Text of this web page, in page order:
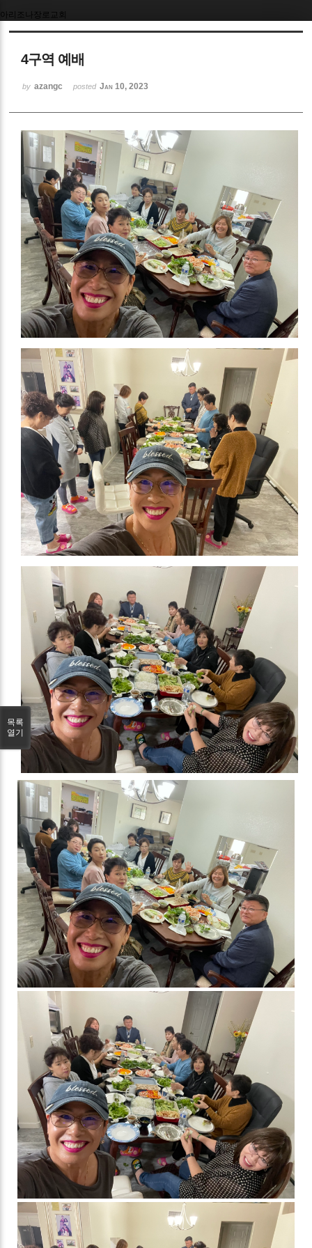
아리조나장로교회
4구역 예배
by azangc posted Jan 10, 2023
목록
열기
Sketchbook5, 스케치북5
Sketchbook5, 스케치북5